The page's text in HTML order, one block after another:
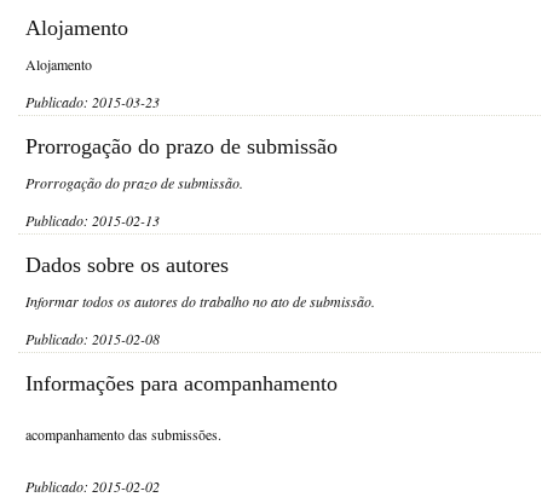
Alojamento
Alojamento
Publicado: 2015-03-23
Prorrogação do prazo de submissão
Prorrogação do prazo de submissão.
Publicado: 2015-02-13
Dados sobre os autores
Informar todos os autores do trabalho no ato de submissão.
Publicado: 2015-02-08
Informações para acompanhamento
acompanhamento das submissões.
Publicado: 2015-02-02